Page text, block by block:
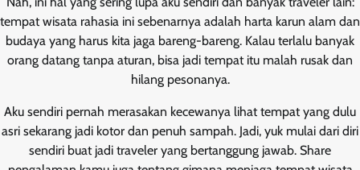
tempat wisata rahasia ini sebenarnya adalah harta karun alam dan
budaya yang harus kita jaga bareng-bareng. Kalau terlalu banyak
orang datang tanpa aturan, bisa jadi tempat itu malah rusak dan
hilang pesonanya.
Aku sendiri pernah merasakan kecewanya lihat tempat yang dulu
asri sekarang jadi kotor dan penuh sampah. Jadi, yuk mulai dari diri
sendiri buat jadi traveler yang bertanggung jawab. Share